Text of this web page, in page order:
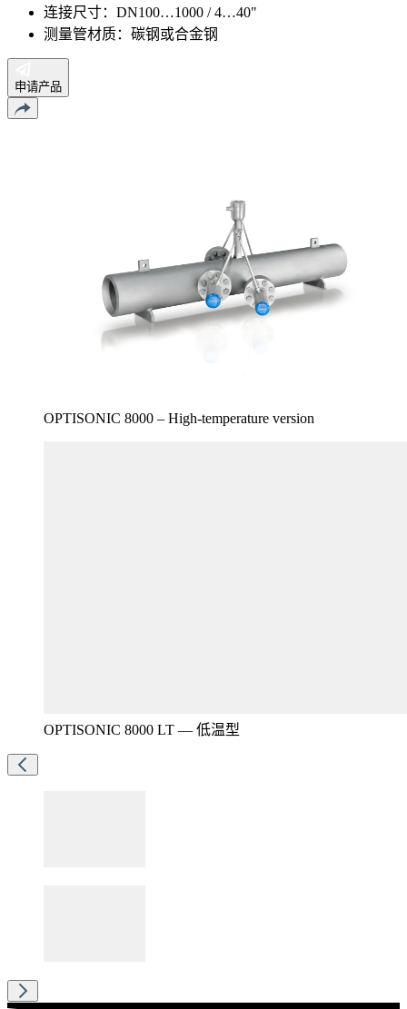
连接尺寸：DN100…1000 / 4…40"
测量管材质：碳钢或合金钢
申请产品
OPTISONIC 8000 – High-temperature version
OPTISONIC 8000 LT — 低温型